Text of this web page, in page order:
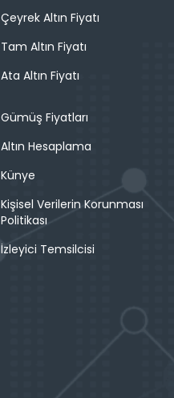
Çeyrek Altın Fiyatı
Tam Altın Fiyatı
Ata Altın Fiyatı
Gümüş Fiyatları
Altın Hesaplama
Künye
Kişisel Verilerin Korunması
Politikası
İzleyici Temsilcisi